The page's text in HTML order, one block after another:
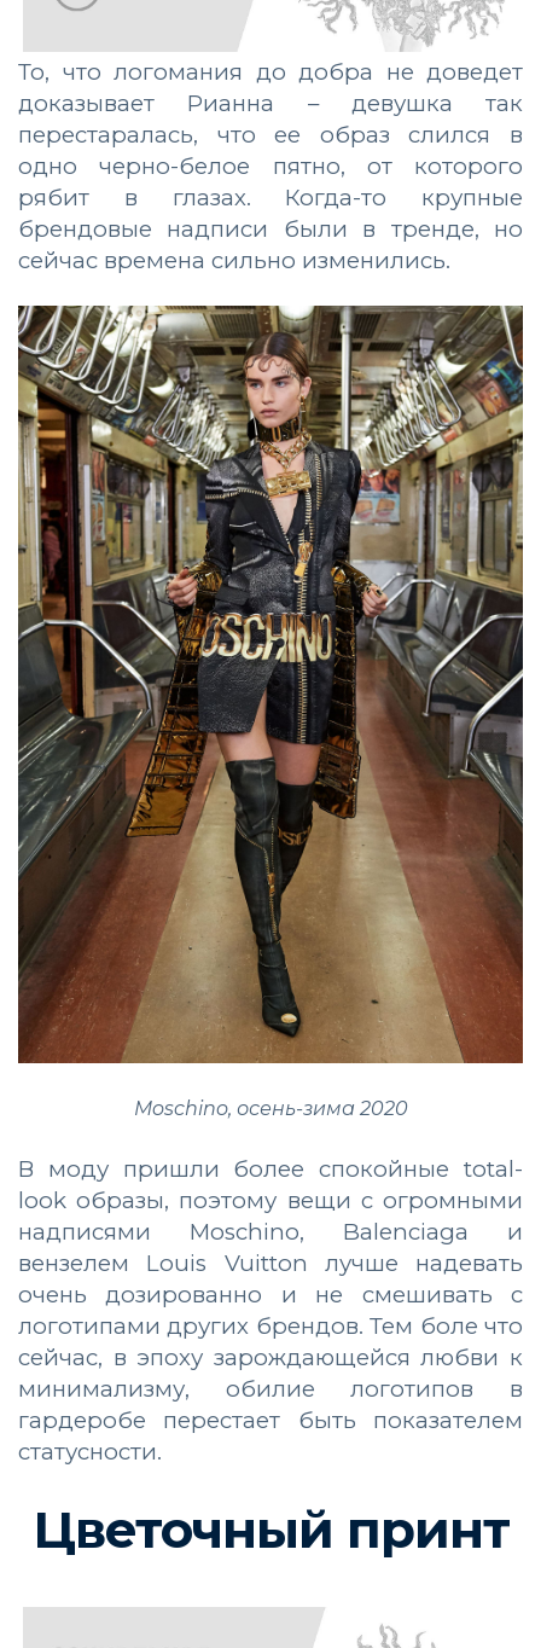
То, что логомания до добра не доведет
доказывает Рианна – девушка так
перестаралась, что ее образ слился в
одно черно-белое пятно, от которого
рябит в глазах. Когда-то крупные
брендовые надписи были в тренде, но
сейчас времена сильно изменились.
Moschino, осень-зима 2020
В моду пришли более спокойные total-
look образы, поэтому вещи с огромными
надписями Moschino, Balenciaga и
вензелем Louis Vuitton лучше надевать
очень дозированно и не смешивать с
логотипами других брендов. Тем боле что
сейчас, в эпоху зарождающейся любви к
минимализму, обилие логотипов в
гардеробе перестает быть показателем
статусности.
Цветочный принт